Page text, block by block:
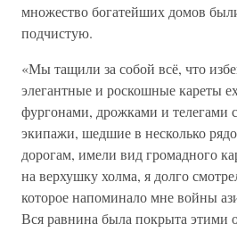
множество богатейших домов
подчистую.
«Мы тащили за собой всё, что
элегантные и роскошные кареты
фургонами, дрожками и телегами
экипажи, шедшие в несколько
дорогам, имели вид громадного
на верхушку холма, я долго
которое напоминало мне войны
Вся равнина была покрыта этими